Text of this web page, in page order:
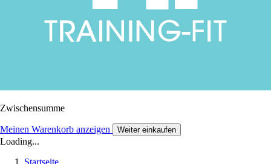
Zwischensumme
Meinen Warenkorb anzeigen Weiter einkaufen
Loading...
Startseite